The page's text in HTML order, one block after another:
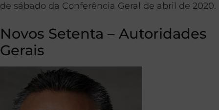
de sábado da Conferência Geral de abril de 2020.
Novos Setenta – Autoridades
Gerais